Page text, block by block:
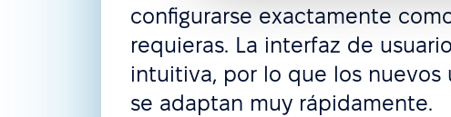
configurarse exactamente
requieras. La interfaz de
intuitiva, por lo que los nuevos
se adaptan muy rápidamente.